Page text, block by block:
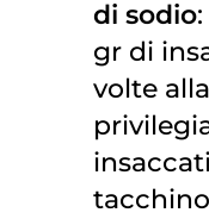
di sodio
gr di
volte